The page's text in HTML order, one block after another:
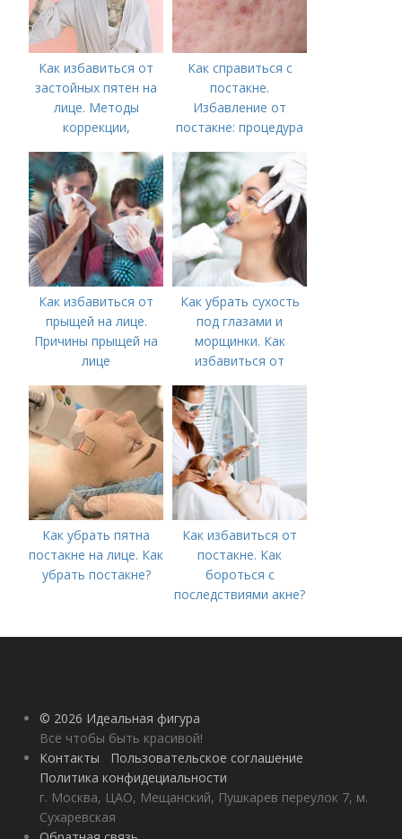
Как избавиться от
застойных пятен на
лице. Методы
коррекции,
акне и удаления
рубцов и шрамов
постакне
Как справиться с
постакне.
Избавление от
постакне: процедура
Как избавиться от
прыщей на лице.
Причины прыщей на
лице
Как убрать сухость
под глазами и
морщинки. Как
избавиться от
косметологические
процедуры
Как убрать пятна
постакне на лице. Как
убрать постакне?
Как избавиться от
постакне. Как
бороться с
последствиями акне?
© 2026 Идеальная фигура
Всё чтобы быть красивой!
Контакты
Пользовательское соглашение
Политика конфидециальности
г. Москва, ЦАО, Мещанский, Пушкарев переулок 7, м.
Сухаревская